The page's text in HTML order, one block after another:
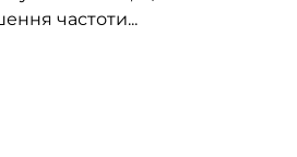
частоти...